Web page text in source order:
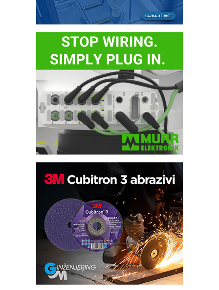
Automatizacija pakovanja · Display
(Shelf-Ready) omotnice
Potpuna efikasnost bez složenih
sistema
Trajna oznaka kao dugoročna korist
Bezbednost na prvom mestu!
IB BLUMENAUER - više od 40 godina
poverenja u industriji